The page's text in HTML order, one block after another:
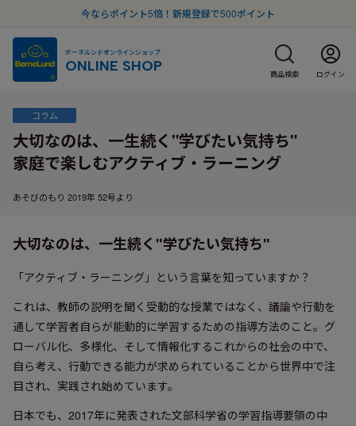
今ならポイント5倍！新規登録で500ポイント
ボーネルンドオンラインショップ
ONLINE SHOP 商品検索 ログイン
コラム
大切なのは、一生続く"学びたい気持ち"
家庭で楽しむアクティブ・ラーニング
あそびのもり 2019年 52号より
大切なのは、一生続く"学びたい気持ち"
「アクティブ・ラーニング」という言葉を知っていますか？
これは、教師の説明を聞く受動的な授業ではなく、議論や行動を
通して学習者自らが能動的に学習するための指導方法のこと。グ
ローバル化、多様化、そして情報化するこれからの社会の中で、
自ら考え、行動できる能力が求められていることから世界中で注
目され、実践され始めています。
日本でも、2017年に発表された文部科学省の学習指導要領の中